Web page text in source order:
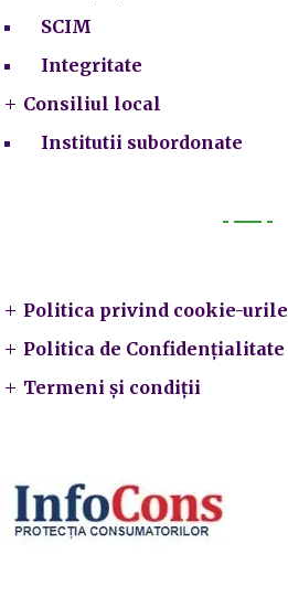
SCIM
Integritate
Consiliul local
Institutii subordonate
Politica privind cookie-urile
Politica de Confidențialitate
Termeni și condiții